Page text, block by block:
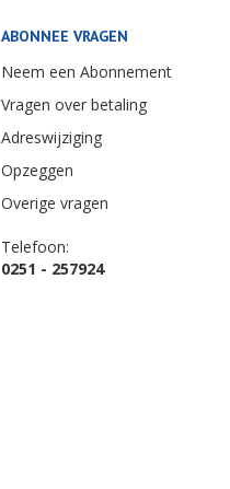
ABONNEE VRAGEN
Neem een Abonnement
Vragen over betaling
Adreswijziging
Opzeggen
Overige vragen
Telefoon:
0251 - 257924